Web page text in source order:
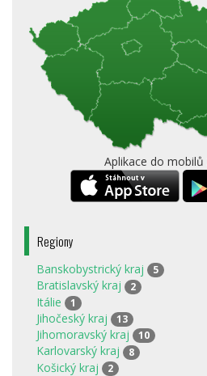
Aplikace do mobilů
Regiony
Banskobystrický kraj 5
Bratislavský kraj 2
Itálie 1
Jihočeský kraj 13
Jihomoravský kraj 10
Karlovarský kraj 8
Košický kraj 2